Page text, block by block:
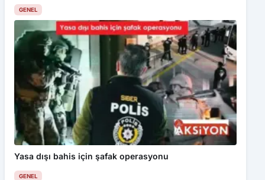
GENEL
Yasa dışı bahis için şafak operasyonu
GENEL